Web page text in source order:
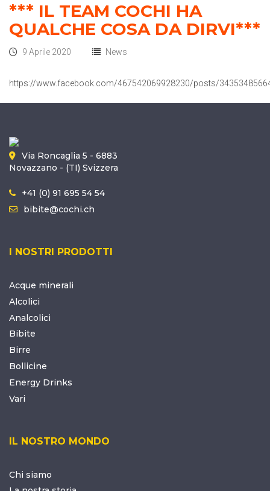
*** IL TEAM COCHI HA
QUALCHE COSA DA DIRVI***
9 Aprile 2020 News
https://www.facebook.com/467542069928230/posts/
Via Roncaglia 5 - 6883
Novazzano - (TI) Svizzera
+41 (0) 91 695 54 54
bibite@cochi.ch
I NOSTRI PRODOTTI
Acque minerali
Alcolici
Analcolici
Bibite
Birre
Bollicine
Energy Drinks
Vari
IL NOSTRO MONDO
Chi siamo